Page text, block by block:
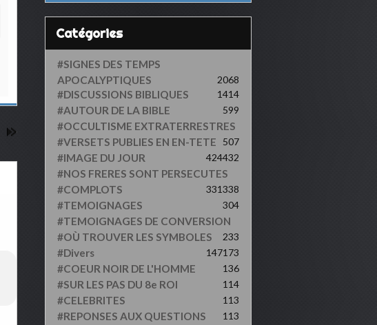
a
i
Catégories
#SIGNES DES TEMPS
APOCALYPTIQUES 2068
#DISCUSSIONS BIBLIQUES 1414
#AUTOUR DE LA BIBLE 599
#OCCULTISME EXTRATERRESTRES
507
#VERSETS PUBLIES EN EN-TETE
432
#IMAGE DU JOUR 424
#NOS FRERES SONT PERSECUTES
338
#COMPLOTS 331
#TEMOIGNAGES 304
#TEMOIGNAGES DE CONVERSION
233
#OÙ TROUVER LES SYMBOLES
173
#Divers 147
#COEUR NOIR DE L'HOMME 136
#SUR LES PAS DU 8e ROI 114
#CELEBRITES 113
#REPONSES AUX QUESTIONS 113